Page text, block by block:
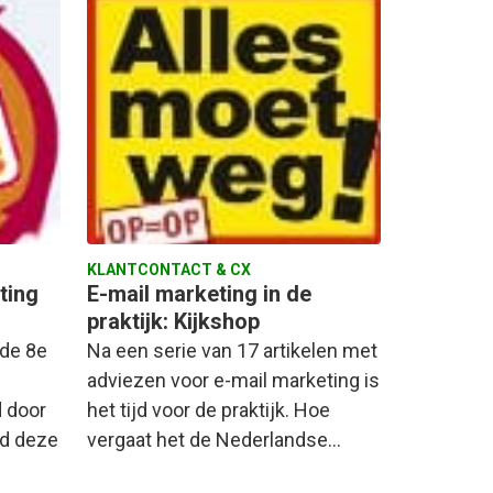
8e
door
deze
KLANTCONTACT & CX
E-mail marketing in de
praktijk: Kijkshop
Na een serie van 17 artikelen met
adviezen voor e-mail marketing is
het tijd voor de praktijk. Hoe
vergaat het de Nederlandse…